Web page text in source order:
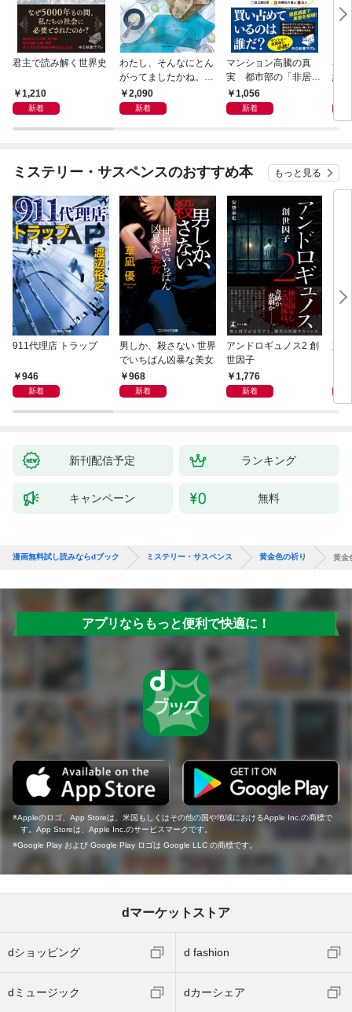
君主で読み解く世界史
1,210
新着
わたし、そんなにとん
がってましたかね。
獅子座、Ａ型、丙午は
めぐる
2,090
新着
マンション高騰の真
実 都市部の「非居住
化」が街を壊す
1,056
新着
私
紀
ミステリー・サスペンスのおすすめ本 もっと見る
911代理店 トラップ
946
新着
男しか、殺さない 世界
でいちばん凶暴な美女
968
新着
アンドロギュノス2 創
世因子
1,776
新着
姐
新刊配信予定 ランキング
キャンペーン 無料
漫画無料試し読みならdブック ミステリー・サスペンス 黄金色の祈り 黄金
アプリならもっと便利で快適に！
Appleのロゴ、App Storeは、米国もしくはその他の国や地域におけるApple Inc.の商標で
す。App Storeは、Apple Inc.のサービスマークです。
Google Play および Google Play ロゴは Google LLC の商標です。
dマーケットストア
dショッピング d fashion
dミュージック dカーシェア